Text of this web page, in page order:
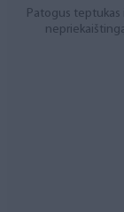
Patogus teptukas